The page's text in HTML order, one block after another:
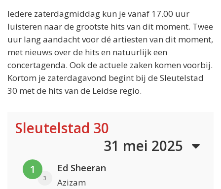
Iedere zaterdagmiddag kun je vanaf 17.00 uur
luisteren naar de grootste hits van dit moment. Twee
uur lang aandacht voor dé artiesten van dit moment,
met nieuws over de hits en natuurlijk een
concertagenda. Ook de actuele zaken komen voorbij.
Kortom je zaterdagavond begint bij de Sleutelstad
30 met de hits van de Leidse regio.
Sleutelstad 30
31 mei 2025
1
3
Ed Sheeran
Azizam